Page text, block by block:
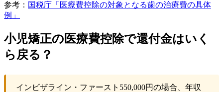
参考： 国税庁「医療費控除の対象となる歯の治療費の具体
例」
小児矯正の医療費控除で還付金はいく
ら戻る？
インビザライン・ファースト550,000円の場合、年収